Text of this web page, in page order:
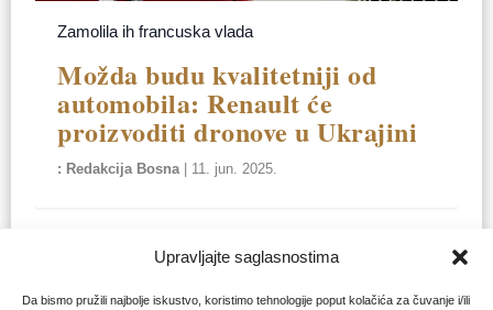
Upravljajte saglasnostima
Da bismo pružili najbolje iskustvo, koristimo tehnologije poput kolačića za čuvanje i/ili
Zamolila ih francuska vlada
Možda budu kvalitetniji od
automobila: Renault će
proizvoditi dronove u Ukrajini
Redakcija Bosna| 11. jun. 2025.